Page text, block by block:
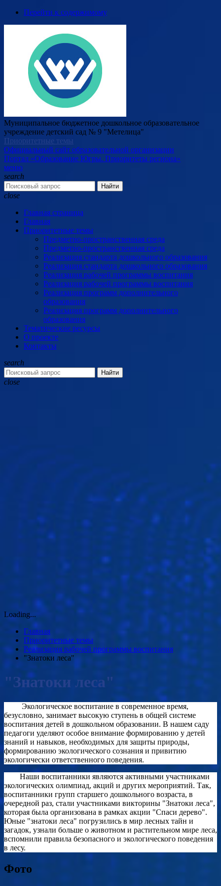
Перейти к содержимому
Муниципальное бюджетное дошкольное образовательное
учреждение детский сад № 9 "Метелица"
Приоритетные темы
Официальный сайт образовательной организации
Портал «Образование Югры. Приоритеты региона»
меню
search
Найти
close
Главная страница
Главная
Приоритетные темы
Предметно-пространственная среда
Предметно-пространственная среда
Реализация стандарта дошкольного образования
Реализация стандарта дошкольного образования
Реализация рабочей программы воспитания
Реализация рабочей программы воспитания
Реализация программ дополнительного
образования
Реализация программ дополнительного
образования
Тематические ресурсы
О проекте
Контакты
search
Найти
close
Loading...
Главная
Приоритетные темы
Реализация рабочей программы воспитания
"Знатоки леса"
"Знатоки леса"
Экологическое воспитание в современное время,
безусловно, занимает высокую ступень в общей системе
воспитания детей в дошкольном образовании. В нашем саду
педагоги уделяют особое внимание формированию у детей
знаний и навыков, необходимых для защиты природы,
формированию экологического сознания и привитию
экологически ответственного поведения.
Наши воспитанники являются активными участниками
экологических олимпиад, акций и других мероприятий. Так,
воспитанники групп старшего дошкольного возраста, в
очередной раз, стали участниками викторины "Знатоки леса",
которая была организована в рамках акции "Спаси дерево".
Юные "знатоки леса" погрузились в мир лесных тайн и
загадок, узнали больше о животном и растительном мире леса,
вспомнили правила безопасного и экологического поведения
в лесу.
Фото